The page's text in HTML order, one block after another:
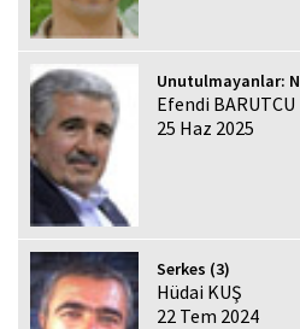
Unutulmayanlar:
Efendi BARUTCU
25 Haz 2025
Serkes (3)
Hüdai KUŞ
22 Tem 2024